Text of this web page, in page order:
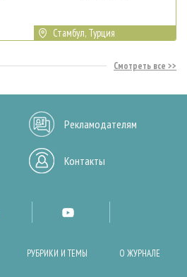
Стамбул, Турция
Смотреть все
Рекламодателям
Контакты
РУБРИКИ И ТЕМЫ О ЖУРНАЛЕ